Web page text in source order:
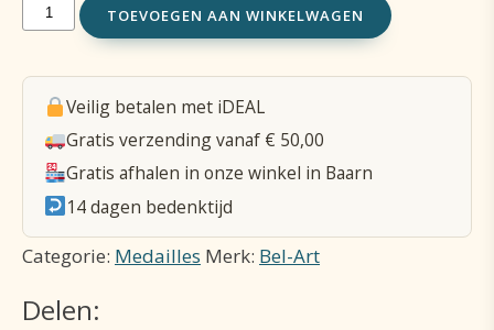
Medaille
mm
Lourdes
Lourdes
Verschijning
aantal
TOEVOEGEN AAN WINKELWAGEN
Veilig betalen met iDEAL
Gratis verzending vanaf € 50,00
Gratis afhalen in onze winkel in Baarn
14 dagen bedenktijd
Categorie: Medailles Merk: Bel-Art
Delen: